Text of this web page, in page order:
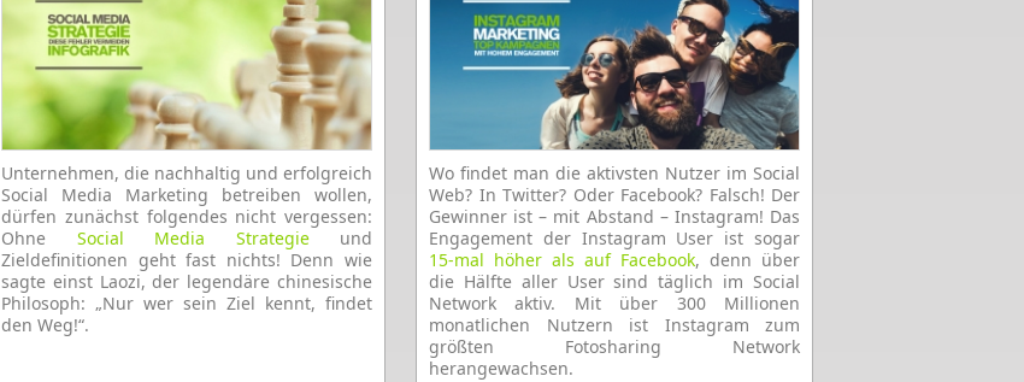
Unternehmen, die nachhaltig und erfolgreich
Social Media Marketing betreiben wollen,
dürfen zunächst folgendes nicht vergessen:
Ohne Social Media Strategieund
Zieldefinitionen geht fast nichts! Denn wie
sagte einst Laozi, der legendäre chinesische
Philosoph: „Nur wer sein Ziel kennt, findet
den Weg!“.
Wo findet man die aktivsten Nutzer im Social
Web? In Twitter? Oder Facebook? Falsch! Der
Gewinner ist – mit Abstand – Instagram! Das
Engagement der Instagram User ist sogar
15-mal höher als auf Facebook, denn über
die Hälfte aller User sind täglich im Social
Network aktiv. Mit über 300 Millionen
monatlichen Nutzern ist Instagram zum
größten Fotosharing Network
herangewachsen.